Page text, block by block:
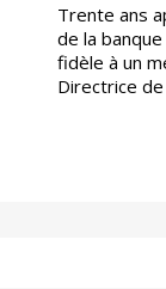
Trente ans
de la
fidèle à un
Directrice